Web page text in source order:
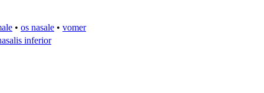
• os nasale • vomer
inferior